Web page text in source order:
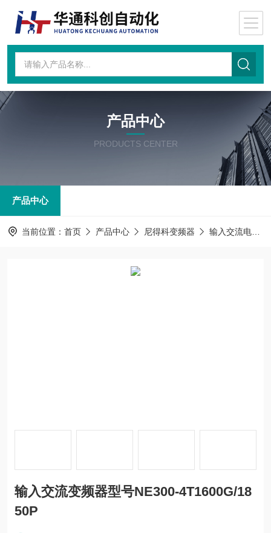
产品中心
PRODUCTS CENTER
产品中心
当前位置： 首页 产品中心 尼得科变频器 输入交流电抗器
输入交流变频器型号NE300-4T1600G/18
50P